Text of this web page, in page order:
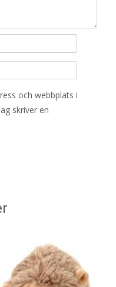
och webbplats i
skriver en